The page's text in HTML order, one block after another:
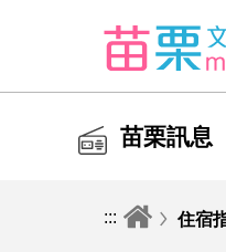
苗栗訊息
::: 住宿